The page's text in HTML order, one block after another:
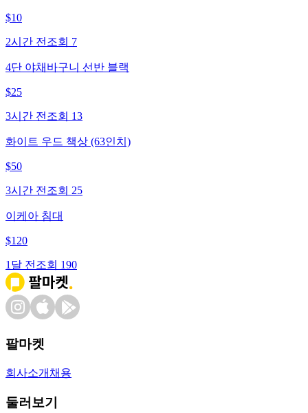
$10
2시간 전 조회 7
4단 야채바구니 선반 블랙
$25
3시간 전 조회 13
화이트 우드 책상 (63인치)
$50
3시간 전 조회 25
이케아 침대
$120
1달 전 조회 190
팔마켓
회사소개 채용
둘러보기